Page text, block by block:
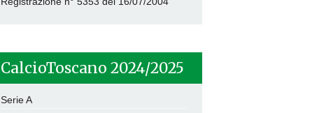
CalcioToscano 2024/2025
Serie A